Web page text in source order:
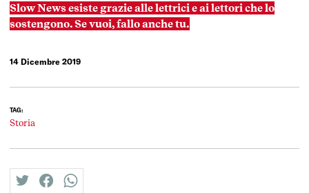
Slow News esiste grazie alle lettrici e ai lettori che lo
sostengono. Se vuoi, fallo anche tu.
14 Dicembre 2019
TAG:
Storia
twitterfacebookwhatsapp